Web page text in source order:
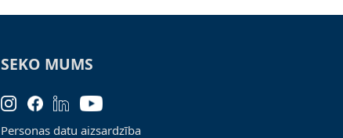
SEKO MUMS
Personas datu aizsardzība